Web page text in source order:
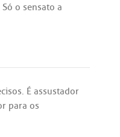
Só o sensato a
. É assustador
para os